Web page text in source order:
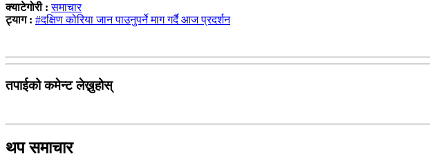
क्याटेगोरी :समाचार
ट्याग : #दक्षिण कोरिया जान पाउनुपर्ने माग गर्दै आज प्रदर्शन
तपाईको कमेन्ट लेख्नुहोस्
थप समाचार